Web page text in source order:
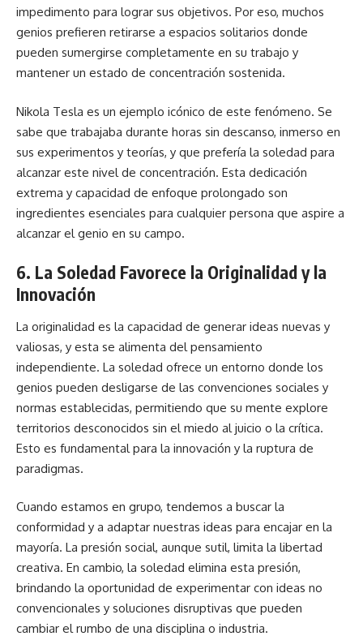
impedimento para lograr sus objetivos. Por eso, muchos
genios prefieren retirarse a espacios solitarios donde
pueden sumergirse completamente en su trabajo y
mantener un estado de concentración sostenida.
Nikola Tesla es un ejemplo icónico de este fenómeno. Se
sabe que trabajaba durante horas sin descanso, inmerso en
sus experimentos y teorías, y que prefería la soledad para
alcanzar este nivel de concentración. Esta dedicación
extrema y capacidad de enfoque prolongado son
ingredientes esenciales para cualquier persona que aspire a
alcanzar el genio en su campo.
6. La Soledad Favorece la Originalidad y la
Innovación
La originalidad es la capacidad de generar ideas nuevas y
valiosas, y esta se alimenta del pensamiento
independiente. La soledad ofrece un entorno donde los
genios pueden desligarse de las convenciones sociales y
normas establecidas, permitiendo que su mente explore
territorios desconocidos sin el miedo al juicio o la crítica.
Esto es fundamental para la innovación y la ruptura de
paradigmas.
Cuando estamos en grupo, tendemos a buscar la
conformidad y a adaptar nuestras ideas para encajar en la
mayoría. La presión social, aunque sutil, limita la libertad
creativa. En cambio, la soledad elimina esta presión,
brindando la oportunidad de experimentar con ideas no
convencionales y soluciones disruptivas que pueden
cambiar el rumbo de una disciplina o industria.